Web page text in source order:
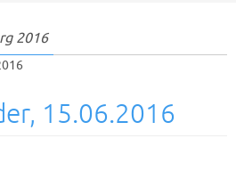
2016
15.06.2016